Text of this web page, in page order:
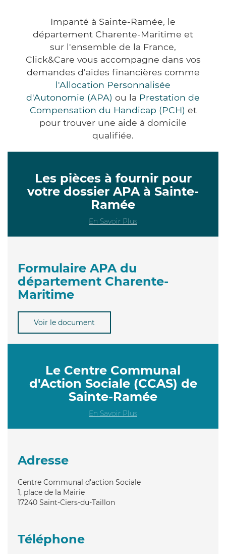
Impanté à Sainte-Ramée, le
département Charente-Maritime et
sur l'ensemble de la France,
Click&Care vous accompagne dans vos
demandes d'aides financières comme
l'Allocation Personnalisée
d'Autonomie (APA) ou la Prestation de
Compensation du Handicap (PCH) et
pour trouver une aide à domicile
qualifiée.
Les pièces à fournir pour
votre dossier APA à Sainte-
Ramée
En Savoir Plus
Formulaire APA du
département Charente-
Maritime
Voir le document
Le Centre Communal
d'Action Sociale (CCAS) de
Sainte-Ramée
En Savoir Plus
Adresse
Centre Communal d'action Sociale
1, place de la Mairie
17240 Saint-Ciers-du-Taillon
Téléphone